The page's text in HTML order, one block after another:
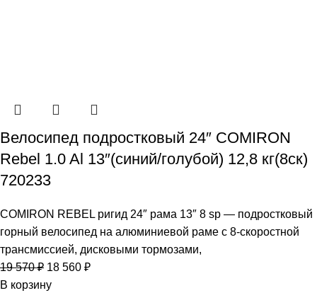
Велосипед подростковый 24″ COMIRON
Rebel 1.0 Al 13″(синий/голубой) 12,8 кг(8ск)
720233
COMIRON REBEL ригид 24″ рама 13″ 8 sp — подростковый
горный велосипед на алюминиевой раме с 8-скоростной
трансмиссией, дисковыми тормозами,
19 570₽ 18 560 ₽
В корзину